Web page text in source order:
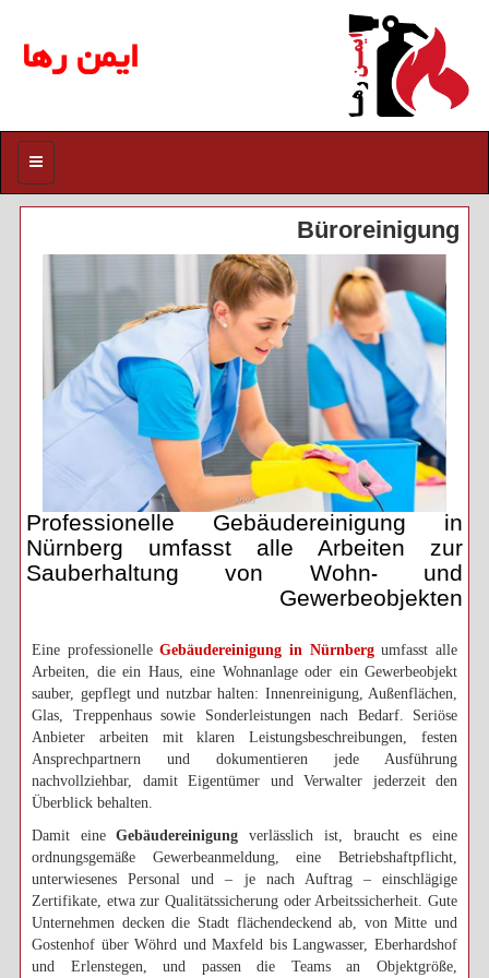
ایمن رها
منو
Büroreinigung
Professionelle Gebäudereinigung in
Nürnberg umfasst alle Arbeiten zur
Sauberhaltung von Wohn- und
Gewerbeobjekten
Eine professionelleGebäudereinigung in Nürnbergumfasst alle
Arbeiten, die ein Haus, eine Wohnanlage oder ein Gewerbeobjekt
sauber, gepflegt und nutzbar halten: Innenreinigung, Außenflächen,
Glas, Treppenhaus sowie Sonderleistungen nach Bedarf. Seriöse
Anbieter arbeiten mit klaren Leistungsbeschreibungen, festen
Ansprechpartnern und dokumentieren jede Ausführung
nachvollziehbar, damit Eigentümer und Verwalter jederzeit den
Überblick behalten.
Damit eineGebäudereinigungverlässlich ist, braucht es eine
ordnungsgemäße Gewerbeanmeldung, eine Betriebshaftpflicht,
unterwiesenes Personal und – je nach Auftrag – einschlägige
Zertifikate, etwa zur Qualitätssicherung oder Arbeitssicherheit. Gute
Unternehmen decken die Stadt flächendeckend ab, von Mitte und
Gostenhof über Wöhrd und Maxfeld bis Langwasser, Eberhardshof
und Erlenstegen, und passen die Teams an Objektgröße,